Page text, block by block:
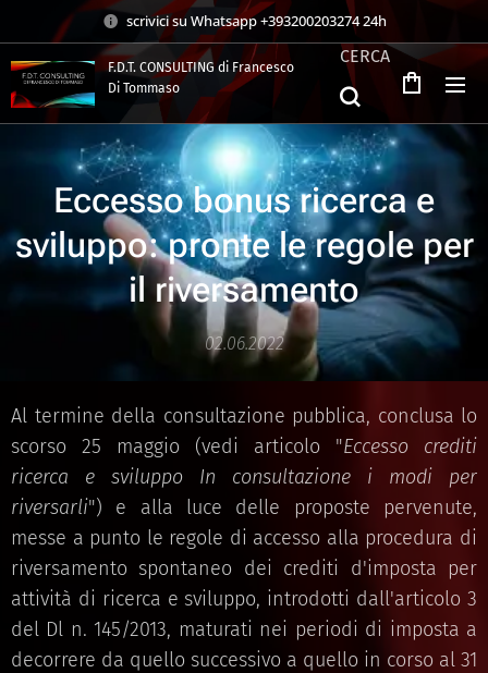
scrivici su Whatsapp +393200203274 24h
F.D.T. CONSULTING di Francesco
Di Tommaso
CERCA
Eccesso bonus ricerca e
sviluppo: pronte le regole per
il riversamento
02.06.2022
Al termine della consultazione pubblica, conclusa lo
scorso 25 maggio (vedi articolo "Eccesso crediti
ricerca e sviluppo In consultazione i modi per
riversarli") e alla luce delle proposte pervenute,
messe a punto le regole di accesso alla procedura di
riversamento spontaneo dei crediti d'imposta per
attività di ricerca e sviluppo, introdotti dall'articolo 3
del Dl n. 145/2013, maturati nei periodi di imposta a
decorrere da quello successivo a quello in corso al 31